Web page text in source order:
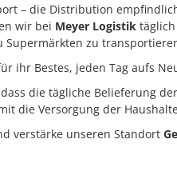
– die Distribution
wir bei Meyer Logistiktäglich
Supermärkten zu
ihr Bestes, jeden Tag aufs
die tägliche Belieferung
die Versorgung der
verstärke unseren Standort